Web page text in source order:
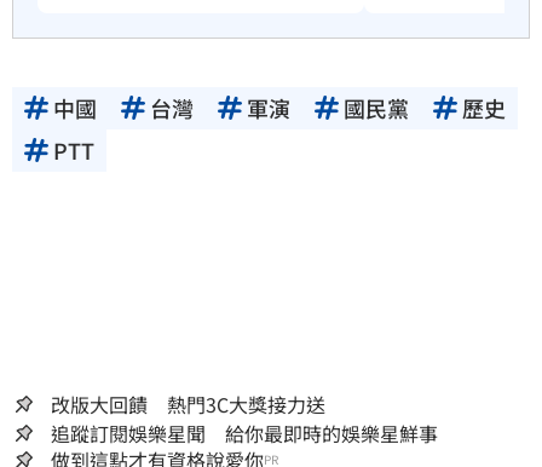
中國 台灣 軍演 國民黨
歷史
PTT
改版大回饋 熱門3C大獎接力送
追蹤訂閱娛樂星聞 給你最即時的娛樂星鮮事
做到這點才有資格說愛你PR